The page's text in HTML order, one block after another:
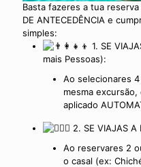
Basta fazeres a tua reserva
DE ANTECEDÊNCIA e
simples:
1. SE
mais Pessoas):
Ao selecionares
mesma
aplicado
2. SE VIAJAS A
Ao reservares 2
o casal (ex: